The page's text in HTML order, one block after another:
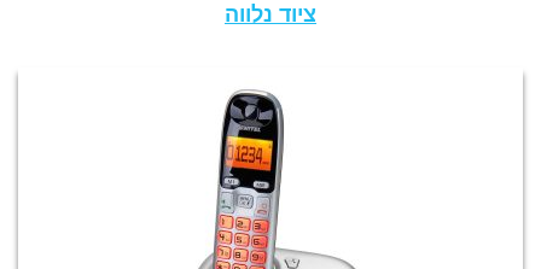
ציוד נלווה